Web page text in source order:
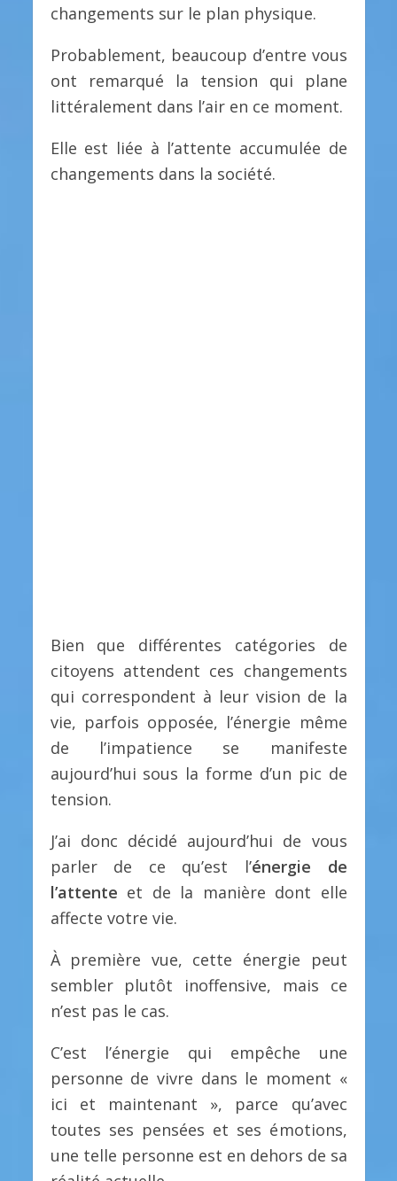
changements sur le plan physique.
Probablement, beaucoup d’entre vous
ont remarqué la tension qui plane
littéralement dans l’air en ce moment.
Elle est liée à l’attente accumulée de
changements dans la société.
Bien que différentes catégories de
citoyens attendent ces changements
qui correspondent à leur vision de la
vie, parfois opposée, l’énergie même
de l’impatience se manifeste
aujourd’hui sous la forme d’un pic de
tension.
J’ai donc décidé aujourd’hui de vous
parler de ce qu’est l’énergie de
l’attente et de la manière dont elle
affecte votre vie.
À première vue, cette énergie peut
sembler plutôt inoffensive, mais ce
n’est pas le cas.
C’est l’énergie qui empêche une
personne de vivre dans le moment «
ici et maintenant », parce qu’avec
toutes ses pensées et ses émotions,
une telle personne est en dehors de sa